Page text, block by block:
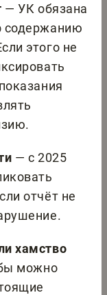
— УК обязана
содержанию
этого не
— с 2025
отчёт не
хамство
можно